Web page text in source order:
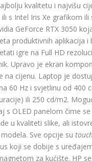
kvalitetu i najvišu
s Intel Iris Xe grafikom ili
GeForce RTX 3050
produktivnih aplikacija i
igre na Full HD
Upravo je ekran
na cijenu. Laptop je
60 Hz i svjetlinu od 400
ili 250 cd/m2.
s OLED panelom čime
u kvaliteti slike, ali
Sve opcije su
koji se dobije s
za kućište. HP